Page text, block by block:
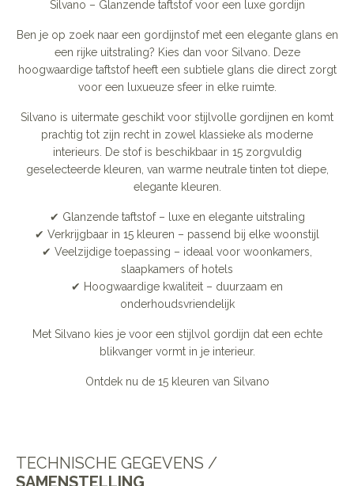
Silvano – Glanzende taftstof voor een luxe gordijn
Ben je op zoek naar een gordijnstof met een elegante glans en
een rijke uitstraling? Kies dan voor Silvano. Deze
hoogwaardige taftstof heeft een subtiele glans die direct zorgt
voor een luxueuze sfeer in elke ruimte.
Silvano is uitermate geschikt voor stijlvolle gordijnen en komt
prachtig tot zijn recht in zowel klassieke als moderne
interieurs. De stof is beschikbaar in 15 zorgvuldig
geselecteerde kleuren, van warme neutrale tinten tot diepe,
elegante kleuren.
✔ Glanzende taftstof – luxe en elegante uitstraling
✔ Verkrijgbaar in 15 kleuren – passend bij elke woonstijl
✔ Veelzijdige toepassing – ideaal voor woonkamers,
slaapkamers of hotels
✔ Hoogwaardige kwaliteit – duurzaam en
onderhoudsvriendelijk
Met Silvano kies je voor een stijlvol gordijn dat een echte
blikvanger vormt in je interieur.
Ontdek nu de 15 kleuren van Silvano
TECHNISCHE GEGEVENS /